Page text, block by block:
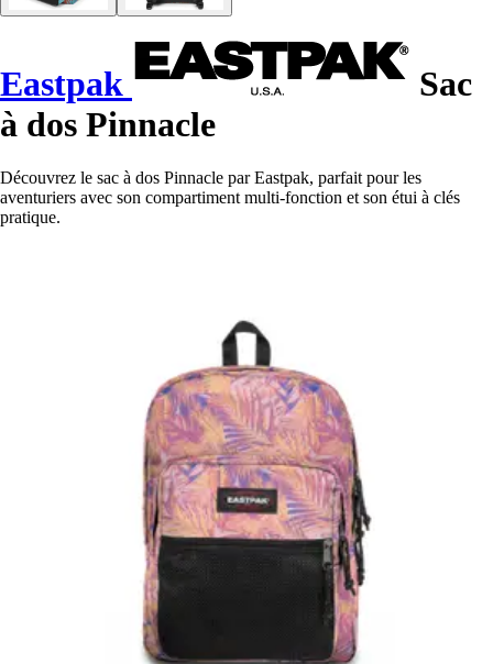
Eastpak
Sac
à dos Pinnacle
Découvrez le sac à dos Pinnacle par Eastpak, parfait pour les
aventuriers avec son compartiment multi-fonction et son étui à clés
pratique.